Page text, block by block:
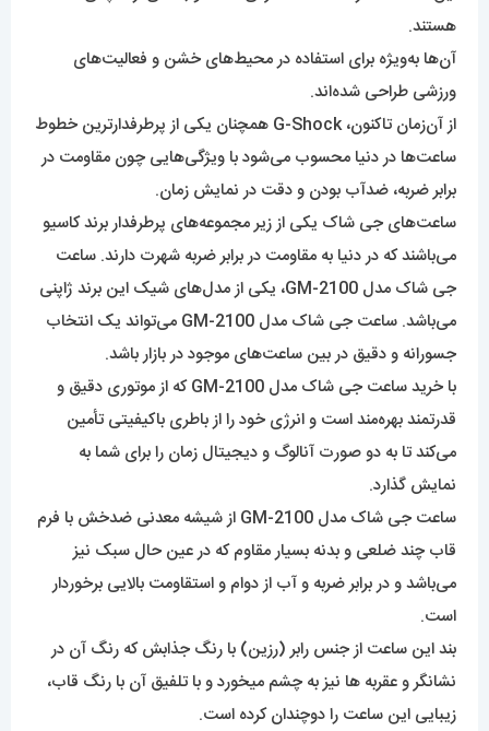
هستند.
آن‌ها به‌ویژه برای استفاده در محیط‌های خشن و فعالیت‌های
ورزشی طراحی شده‌اند.
از آن‌زمان تاکنون، G-Shock همچنان یکی از پرطرفدارترین خطوط
ساعت‌ها در دنیا محسوب می‌شود با ویژگی‌هایی چون مقاومت در
برابر ضربه، ضدآب بودن و دقت در نمایش زمان.
ساعت‌‌های جی شاک یکی از زیر مجموعه‌‌های پرطرفدار برند کاسیو
می‌باشند که در دنیا به مقاومت در برابر ضربه شهرت دارند. ساعت
جی شاک مدل GM-2100، یکی از مدل‌های شیک این برند ژاپنی
می‌باشد. ساعت جی شاک مدل GM-2100 می‌تواند یک انتخاب
جسورانه و دقیق در بین ساعت‌های موجود در بازار باشد.
با خرید ساعت جی شاک مدل GM-2100 که از موتوری دقیق و
قدرتمند بهره‌مند است و انرژی خود را از باطری باکیفیتی تأمین
می‌کند تا به دو صورت آنالوگ و دیجیتال زمان را برای شما به
نمایش گذارد.
ساعت جی شاک مدل GM-2100 از شیشه معدنی ضدخش با فرم
قاب چند ضلعی و بدنه بسیار مقاوم که در عین حال سبک نیز
می‌باشد و در برابر ضربه و آب از دوام و استقاومت بالایی برخوردار
است.
بند این ساعت از جنس رابر (رزین) با رنگ جذابش که رنگ آن در
نشانگر و عقربه ها نیز به چشم میخورد و با تلفیق آن با رنگ قاب،
زیبایی این ساعت را دوچندان کرده است.